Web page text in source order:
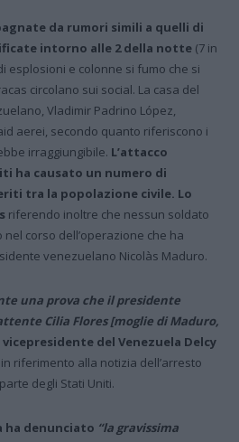
da rumori simili a quelli di
intorno alle 2 della notte (7 in
esplosioni e colonne si fumo che si
circolano sui social. La casa del
Vladimir Padrino López,
aerei, secondo quanto riferiscono i
irraggiungibile. L’attacco
ha causato un numero di
tra la popolazione civile. Lo
riferendo inoltre che nessun soldato
corso dell’operazione che ha
venezuelano Nicolàs Maduro.
una prova che il presidente
Cilia Flores [moglie di Maduro,
vicepresidente del Venezuela Delcy
riferimento alla notizia dell’arresto
degli Stati Uniti.
ha denunciato “la gravissima